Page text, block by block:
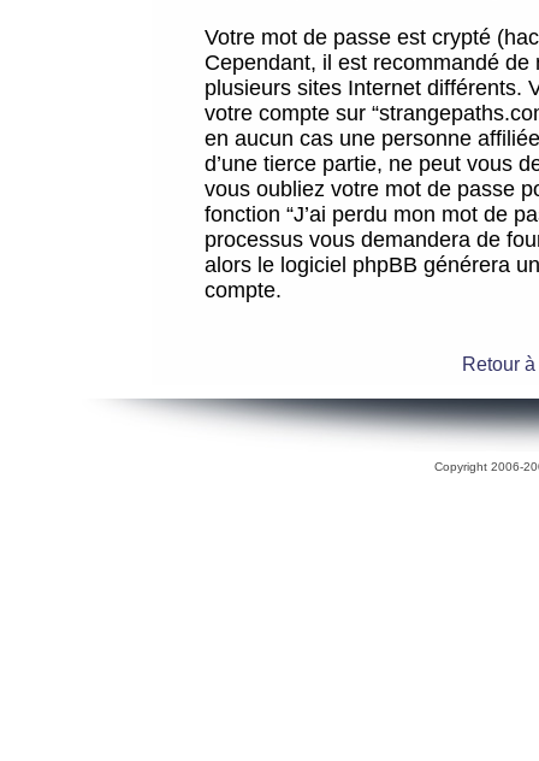
Votre mot de passe est crypté
Cependant, il est recommandé
plusieurs sites Internet différents.
votre compte sur
en aucun cas une personne
d’une tierce partie, ne peut vous
vous oubliez votre mot de passe
fonction “J’ai perdu mon mot de
processus vous demandera de
alors le logiciel phpBB générera
compte.
Retour
Copyright 2006-